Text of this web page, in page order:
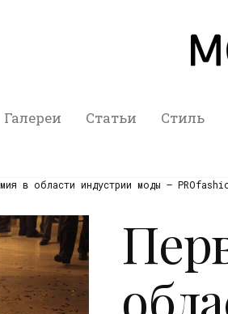
Галереи Статьи Стиль
в области индустрии моды –